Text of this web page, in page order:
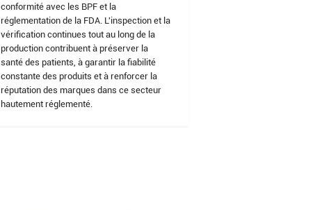
conformité avec les BPF et la
réglementation de la FDA. L'inspection et la
vérification continues tout au long de la
production contribuent à préserver la
santé des patients, à garantir la fiabilité
constante des produits et à renforcer la
réputation des marques dans ce secteur
hautement réglementé.